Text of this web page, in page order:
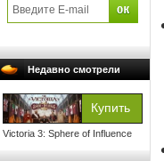
Недавно смотрели
Victoria 3: Sphere of Influence